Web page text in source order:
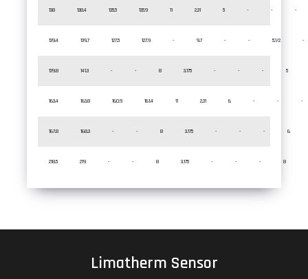
138 138.4 135.5 135.9 11 2.31 5 - - -
139.4 139.7 127.5 127.9 - 9.7 - - 5.1/2 -
139.8 141.3 - - 8 3.175 - - - 5
163.4 163.8 160.9 161.4 11 2.31 6 - - -
167.8 168.3 - - 8 3.175 - - - 6
218.5 219 - - 8 3.175 - - - 8
Limatherm Sensor